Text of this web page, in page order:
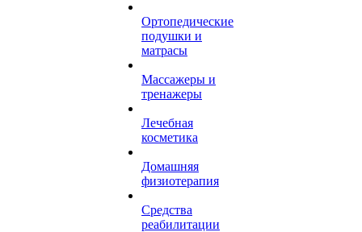
Ортопедические
подушки и
матрасы
Массажеры и
тренажеры
Лечебная
косметика
Домашняя
физиотерапия
Средства
реабилитации